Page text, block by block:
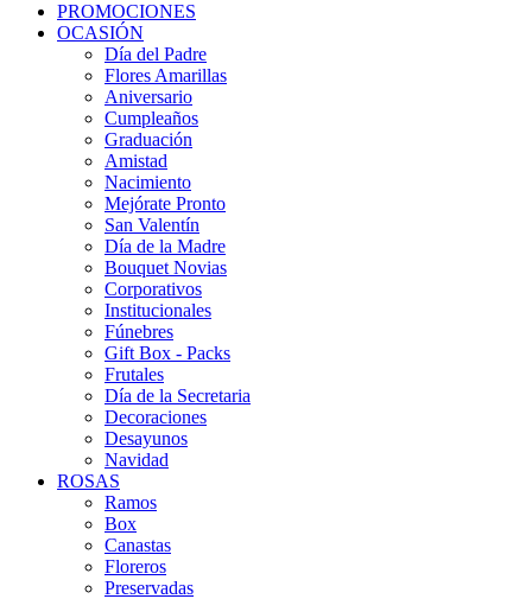
PROMOCIONES
OCASIÓN
Día del Padre
Flores Amarillas
Aniversario
Cumpleaños
Graduación
Amistad
Nacimiento
Mejórate Pronto
San Valentín
Día de la Madre
Bouquet Novias
Corporativos
Institucionales
Fúnebres
Gift Box - Packs
Frutales
Día de la Secretaria
Decoraciones
Desayunos
Navidad
ROSAS
Ramos
Box
Canastas
Floreros
Preservadas